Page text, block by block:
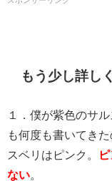
もう少し詳し
１．僕が紫色のサ
も何度も書いてき
スベリはピンク。
ない